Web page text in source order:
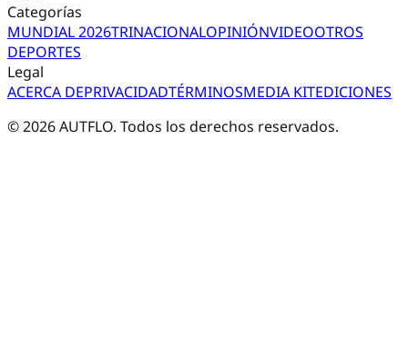
Categorías
MUNDIAL 2026TRINACIONALOPINIÓNVIDEOOTROS
DEPORTES
Legal
ACERCA DEPRIVACIDADTÉRMINOSMEDIA KITEDICIONES
©2026AUTFLO. Todos los derechos reservados.